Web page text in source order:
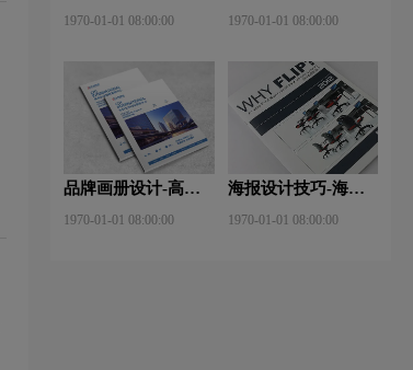
法是什么？
1970-01-01 08:00:00
什么？
1970-01-01 08:00:00
品牌画册设计-高端
有哪些？
1970-01-01 08:00:00
海报设计技巧-海报
1970-01-01 08:00:00